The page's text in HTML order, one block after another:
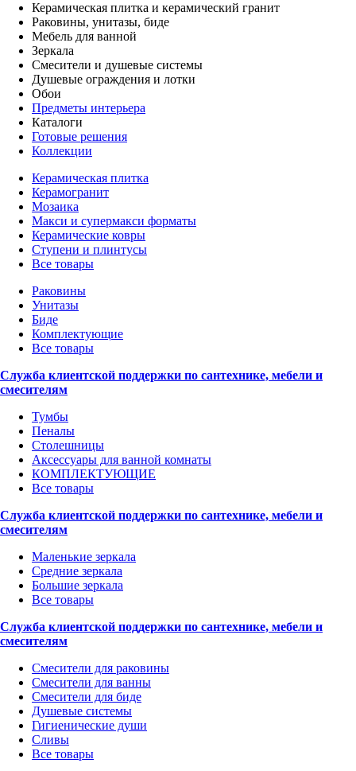
Керамическая плитка и керамический гранит
Раковины, унитазы, биде
Мебель для ванной
Зеркала
Смесители и душевые системы
Душевые ограждения и лотки
Обои
Предметы интерьера
Каталоги
Готовые решения
Коллекции
Керамическая плитка
Керамогранит
Мозаика
Макси и супермакси форматы
Керамические ковры
Ступени и плинтусы
Все товары
Раковины
Унитазы
Биде
Комплектующие
Все товары
Служба клиентской поддержки по сантехнике, мебели и
смесителям
Тумбы
Пеналы
Столешницы
Аксессуары для ванной комнаты
КОМПЛЕКТУЮЩИЕ
Все товары
Служба клиентской поддержки по сантехнике, мебели и
смесителям
Маленькие зеркала
Средние зеркала
Большие зеркала
Все товары
Служба клиентской поддержки по сантехнике, мебели и
смесителям
Смесители для раковины
Смесители для ванны
Смесители для биде
Душевые системы
Гигиенические души
Сливы
Все товары